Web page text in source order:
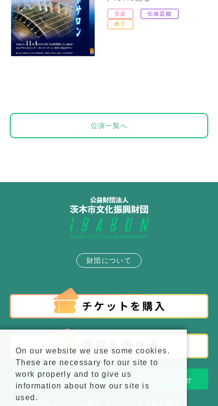
音楽
伝統芸能
終了
公演一覧へ
財団について
施設アクセス お問い合わせ
On our website we use some cookies.
These are necessary for our site to
work properly and to give us
information about how our site is
used.